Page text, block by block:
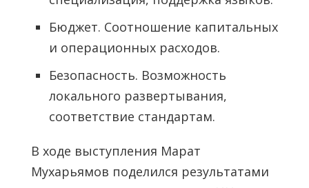
Бюджет. Соотношение капитальных
и операционных расходов.
Безопасность. Возможность
локального развертывания,
соответствие стандартам.
В ходе выступления Марат
Мухарьямов поделился результатами